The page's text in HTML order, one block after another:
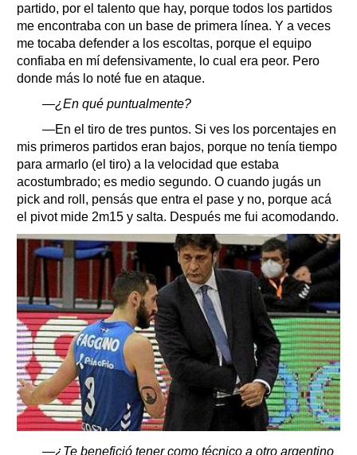
partido, por el talento que hay, porque todos los partidos
me encontraba con un base de primera línea. Y a veces
me tocaba defender a los escoltas, porque el equipo
confiaba en mí defensivamente, lo cual era peor. Pero
donde más lo noté fue en ataque.
—¿En qué puntualmente?
—En el tiro de tres puntos. Si ves los porcentajes en
mis primeros partidos eran bajos, porque no tenía tiempo
para armarlo (el tiro) a la velocidad que estaba
acostumbrado; es medio segundo. O cuando jugás un
pick and roll, pensás que entra el pase y no, porque acá
el pivot mide 2m15 y salta. Después me fui acomodando.
—¿Te benefició tener como técnico a otro argentino